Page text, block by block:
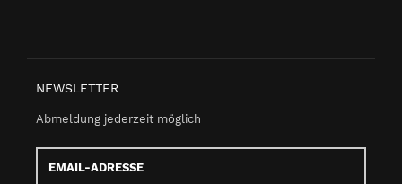
NEWSLETTER
Abmeldung jederzeit möglich
Adresse